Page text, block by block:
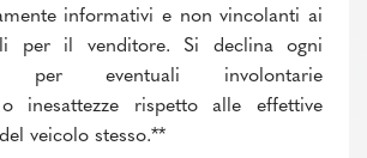
informativi e non vincolanti ai
per il venditore. Si declina ogni
per eventuali involontarie
o inesattezze rispetto alle effettive
veicolo stesso.**